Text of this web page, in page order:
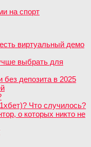
на спорт
виртуальный демо
выбрать для
депозита в 2025
Что случилось?
о которых никто не